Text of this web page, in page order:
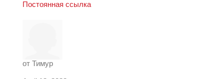
Постоянная ссылка
от Тимур